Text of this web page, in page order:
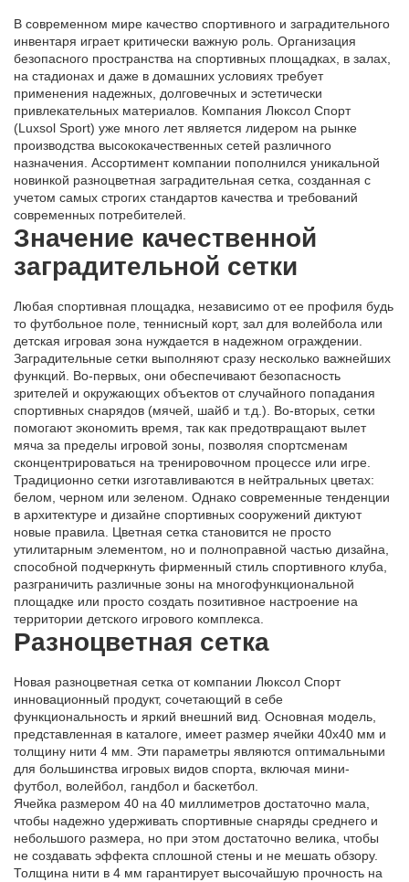
В современном мире качество спортивного и заградительного
инвентаря играет критически важную роль. Организация
безопасного пространства на спортивных площадках, в залах,
на стадионах и даже в домашних условиях требует
применения надежных, долговечных и эстетически
привлекательных материалов. Компания Люксол Спорт
(Luxsol Sport) уже много лет является лидером на рынке
производства высококачественных сетей различного
назначения. Ассортимент компании пополнился уникальной
новинкой разноцветная заградительная сетка, созданная с
учетом самых строгих стандартов качества и требований
современных потребителей.
Значение качественной
заградительной сетки
Любая спортивная площадка, независимо от ее профиля будь
то футбольное поле, теннисный корт, зал для волейбола или
детская игровая зона нуждается в надежном ограждении.
Заградительные сетки выполняют сразу несколько важнейших
функций. Во-первых, они обеспечивают безопасность
зрителей и окружающих объектов от случайного попадания
спортивных снарядов (мячей, шайб и т.д.). Во-вторых, сетки
помогают экономить время, так как предотвращают вылет
мяча за пределы игровой зоны, позволяя спортсменам
сконцентрироваться на тренировочном процессе или игре.
Традиционно сетки изготавливаются в нейтральных цветах:
белом, черном или зеленом. Однако современные тенденции
в архитектуре и дизайне спортивных сооружений диктуют
новые правила. Цветная сетка становится не просто
утилитарным элементом, но и полноправной частью дизайна,
способной подчеркнуть фирменный стиль спортивного клуба,
разграничить различные зоны на многофункциональной
площадке или просто создать позитивное настроение на
территории детского игрового комплекса.
Разноцветная сетка
Новая разноцветная сетка от компании Люксол Спорт
инновационный продукт, сочетающий в себе
функциональность и яркий внешний вид. Основная модель,
представленная в каталоге, имеет размер ячейки 40х40 мм и
толщину нити 4 мм. Эти параметры являются оптимальными
для большинства игровых видов спорта, включая мини-
футбол, волейбол, гандбол и баскетбол.
Ячейка размером 40 на 40 миллиметров достаточно мала,
чтобы надежно удерживать спортивные снаряды среднего и
небольшого размера, но при этом достаточно велика, чтобы
не создавать эффекта сплошной стены и не мешать обзору.
Толщина нити в 4 мм гарантирует высочайшую прочность на